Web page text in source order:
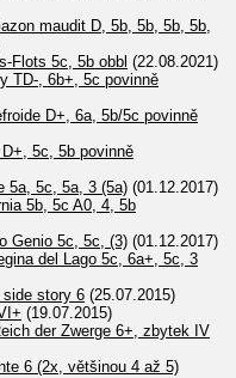
maudit D, 5b, 5b, 5b, 5b,
Flots 5c, 5b obbl (22.08.2021)
TD-, 6b+, 5c povinně
D+, 6a, 5b/5c povinně
5c, 5b povinně
5a, 5c, 5a, 3 (5a) (01.12.2017)
5b, 5c A0, 4, 5b
Genio 5c, 5c, (3) (01.12.2017)
del Lago 5c, 6a+, 5c, 3
side story 6 (25.07.2015)
(19.07.2015)
der Zwerge 6+, zbytek IV
6 (2x, většinou 4 až 5)